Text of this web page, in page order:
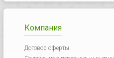
Компания
Договор оферты